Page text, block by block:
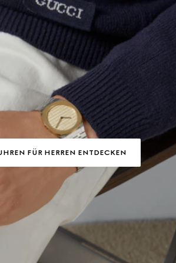
FÜR HERREN ENTDECKEN